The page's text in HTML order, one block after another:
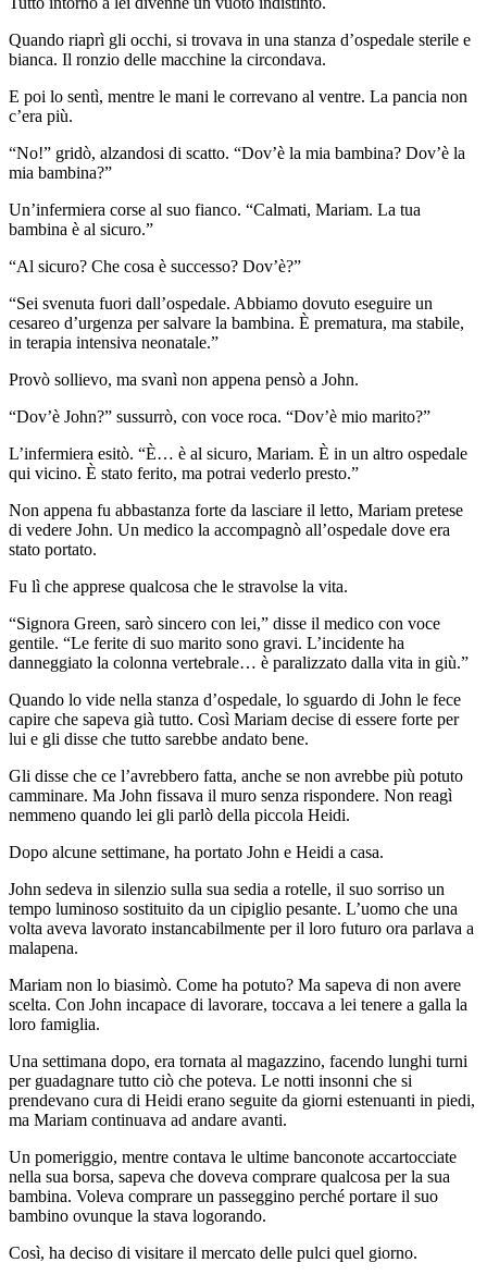
Quando riaprì gli occhi, si trovava in una stanza d’ospedale sterile e
bianca. Il ronzio delle macchine la circondava.
E poi lo sentì, mentre le mani le correvano al ventre. La pancia non
c’era più.
“No!” gridò, alzandosi di scatto. “Dov’è la mia bambina? Dov’è la
mia bambina?”
Un’infermiera corse al suo fianco. “Calmati, Mariam. La tua
bambina è al sicuro.”
“Al sicuro? Che cosa è successo? Dov’è?”
“Sei svenuta fuori dall’ospedale. Abbiamo dovuto eseguire un
cesareo d’urgenza per salvare la bambina. È prematura, ma stabile,
in terapia intensiva neonatale.”
Provò sollievo, ma svanì non appena pensò a John.
“Dov’è John?” sussurrò, con voce roca. “Dov’è mio marito?”
L’infermiera esitò. “È… è al sicuro, Mariam. È in un altro ospedale
qui vicino. È stato ferito, ma potrai vederlo presto.”
Non appena fu abbastanza forte da lasciare il letto, Mariam pretese
di vedere John. Un medico la accompagnò all’ospedale dove era
stato portato.
Fu lì che apprese qualcosa che le stravolse la vita.
“Signora Green, sarò sincero con lei,” disse il medico con voce
gentile. “Le ferite di suo marito sono gravi. L’incidente ha
danneggiato la colonna vertebrale… è paralizzato dalla vita in giù.”
Quando lo vide nella stanza d’ospedale, lo sguardo di John le fece
capire che sapeva già tutto. Così Mariam decise di essere forte per
lui e gli disse che tutto sarebbe andato bene.
Gli disse che ce l’avrebbero fatta, anche se non avrebbe più potuto
camminare. Ma John fissava il muro senza rispondere. Non reagì
nemmeno quando lei gli parlò della piccola Heidi.
Dopo alcune settimane, ha portato John e Heidi a casa.
John sedeva in silenzio sulla sua sedia a rotelle, il suo sorriso un
tempo luminoso sostituito da un cipiglio pesante. L’uomo che una
volta aveva lavorato instancabilmente per il loro futuro ora parlava a
malapena.
Mariam non lo biasimò. Come ha potuto? Ma sapeva di non avere
scelta. Con John incapace di lavorare, toccava a lei tenere a galla la
loro famiglia.
Una settimana dopo, era tornata al magazzino, facendo lunghi turni
per guadagnare tutto ciò che poteva. Le notti insonni che si
prendevano cura di Heidi erano seguite da giorni estenuanti in piedi,
ma Mariam continuava ad andare avanti.
Un pomeriggio, mentre contava le ultime banconote accartocciate
nella sua borsa, sapeva che doveva comprare qualcosa per la sua
bambina. Voleva comprare un passeggino perché portare il suo
bambino ovunque la stava logorando.
Così, ha deciso di visitare il mercato delle pulci quel giorno.